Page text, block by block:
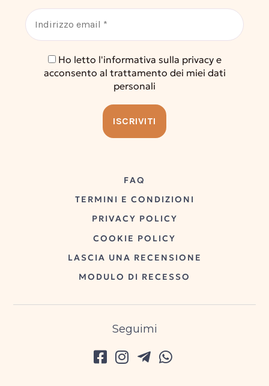
Ho letto l'informativa sulla privacy e
acconsento al trattamento dei miei dati
personali
FAQ
TERMINI E CONDIZIONI
PRIVACY POLICY
COOKIE POLICY
LASCIA UNA RECENSIONE
MODULO DI RECESSO
Seguimi